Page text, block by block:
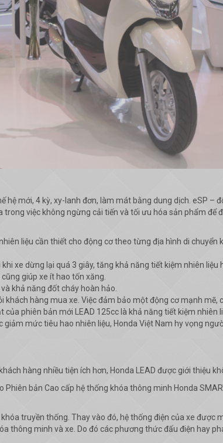
hệ mới, 4 kỳ, xy-lanh đơn, làm mát bằng dung dịch. eSP –
việc không ngừng cải tiến và tối ưu hóa sản phẩm để
liệu cần thiết cho động cơ theo từng địa hình di chuyển
xe dừng lại quá 3 giây, tăng khả năng tiết kiệm nhiên liệu
giúp xe ít hao tốn xăng.
khả năng đốt cháy hoàn hảo.
hàng mua xe. Việc đảm bảo một động cơ mạnh mẽ,
phiên bản mới LEAD 125cc là khả năng tiết kiệm nhiên
mức tiêu hao nhiên liệu, Honda Việt Nam hy vọng
hàng nhiều tiện ích hơn, Honda LEAD được giới thiệu
bản Cao cấp hệ thống khóa thông minh Honda
truyền thống. Thay vào đó, hệ thống điện của xe
thông minh và xe. Do đó các phương thức đấu điện hay